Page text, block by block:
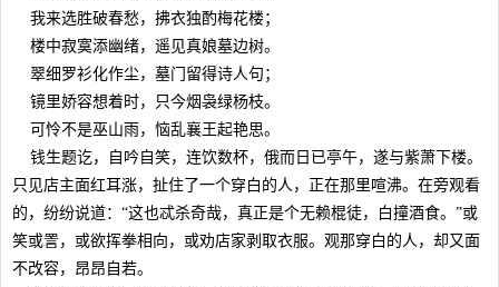
我来选胜破春愁，拂衣独酌梅花楼；
楼中寂寞添幽绪，遥见真娘墓边树。
翠细罗衫化作尘，墓门留得诗人句；
镜里娇容想着时，只今烟袅绿杨枝。
可怜不是巫山雨，恼乱襄王起艳思。
钱生题讫，自吟自笑，连饮数杯，俄而日已亭午，遂与紫萧下楼。
只见店主面红耳涨，扯住了一个穿白的人，正在那里喧沸。在旁观看
的，纷纷说道：“这也忒杀奇哉，真正是个无赖棍徒，白撞酒食。”或
笑或詈，或欲挥拳相向，或劝店家剥取衣服。观那穿白的人，却又面
不改容，昂昂自若。